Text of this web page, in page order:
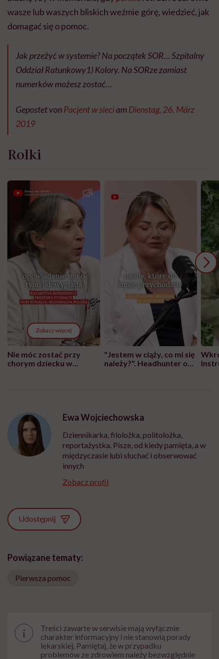
wasze lub waszych bliskich weźmie górę, wiedzieć, jak
domagać się o pomoc.
Jak przeżyć w systemie? Na początek SOR… Szpitalny
Oddział Ratunkowy1) Kolory. Na SORze zamiast
numerków możesz zostać…
Gepostet vonPacjent w sieciam Dienstag, 26. März
2019
Rolki
Zobacz więcej
Nie móc zostać przy
chorym dziecku w
"Jestem w ciąży, co mi się
należy?". Headhunter o
Ewa Wojciechowska
Dziennikarka, filolożka, politolożka,
reportażystka. Pisze, od kiedy pamięta, a w
międzyczasie lubi słuchać i obserwować
innych
Zobacz profil
Udostępnij
Powiązane tematy:
Pierwsza pomoc
i
Treści zawarte w serwisie mają wyłącznie
charakter informacyjny i nie stanowią porady
lekarskiej. Pamiętaj, że w przypadku
problemów ze zdrowiem należy bezwzględnie